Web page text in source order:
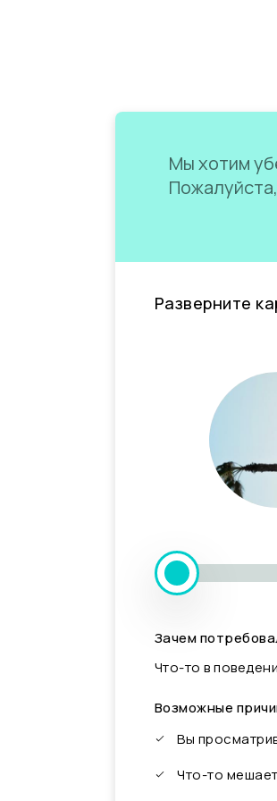
Мы хотим
Разверните
Зачем
Что-то в
Возможные
Вы
Что-то